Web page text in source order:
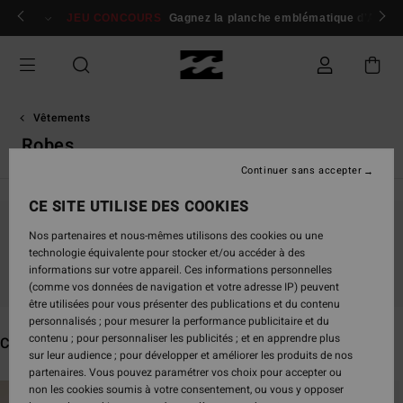
Passez
sélection
produits
Se connecter / s'inscrire
JEU CONCOURS Gagnez la planche emblématique d'Andy
Vêtements
Robes
Ne partez pas trop loin, nos produits seront
bientôt de retour
Ces produits pourraient vous plaire
Passer
CE SITE UTILISE DES COOKIES
Nos partenaires et nous-mêmes utilisons des cookies ou une
technologie équivalente pour stocker et/ou accéder à des
informations sur votre appareil. Ces informations personnelles
(comme vos données de navigation et votre adresse IP) peuvent
être utilisées pour vous présenter des publications et du contenu
personnalisés ; pour mesurer la performance publicitaire et du
contenu ; pour personnaliser les publicités ; et en apprendre plus
sur leur audience ; pour développer et améliorer les produits de nos
partenaires. Vous pouvez paramétrer vos choix pour accepter ou
non les cookies soumis à votre consentement, ou vous y opposer
Continuer sans accepter